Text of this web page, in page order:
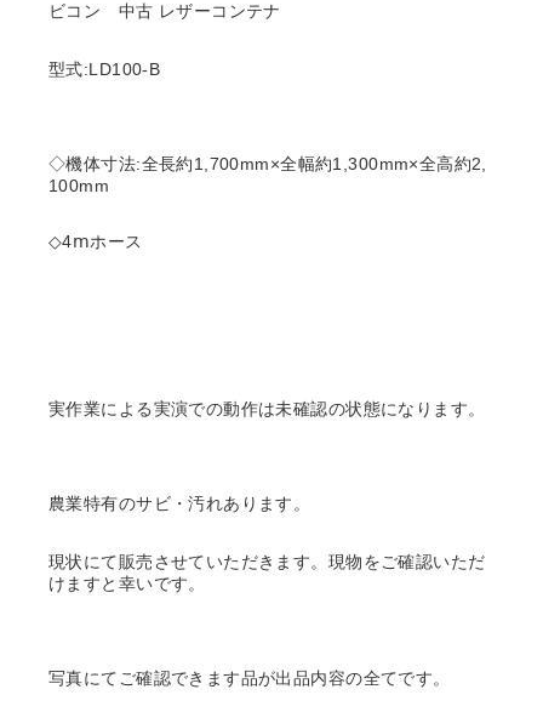
ビコン 中古 レザーコンテナ
型式:LD100-B
◇機体寸法:全長約1,700mm×全幅約1,300mm×全高約2,
100mm
◇4ⅿホース
実作業による実演での動作は未確認の状態になります。
農業特有のサビ・汚れあります。
現状にて販売させていただきます。現物をご確認いただ
けますと幸いです。
写真にてご確認できます品が出品内容の全てです。